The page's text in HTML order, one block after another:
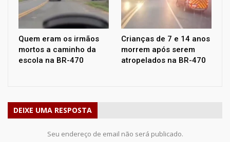
Quem eram os irmãos
mortos a caminho da
escola na BR-470
Crianças de 7 e 14 anos
morrem após serem
atropelados na BR-470
DEIXE UMA RESPOSTA
Seu endereço de email não será publicado.